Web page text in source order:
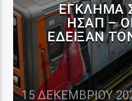
ΈΓΚΛΗΜΑ
ΗΣΑΠ –
ΈΔΕΙΞΑΝ
15 ΔΕΚΕΜΒΡΊΟΥ